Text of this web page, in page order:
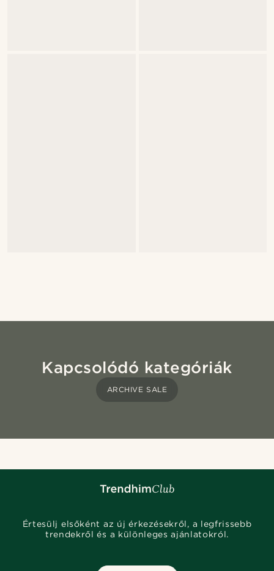
Kapcsolódó kategóriák
ARCHIVE SALE
Értesülj elsőként az új érkezésekről, a legfrissebb
trendekről és a különleges ajánlatokról.